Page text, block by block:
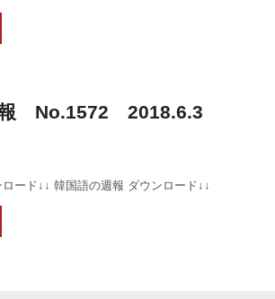
報 No.1572 2018.6.3
ード↓↓ 韓国語の週報 ダウンロード↓↓